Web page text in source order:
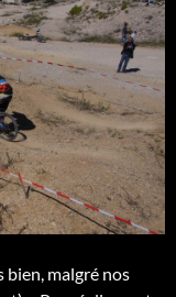
bien, malgré nos